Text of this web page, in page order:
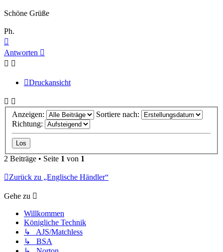
Schöne Grüße
Ph.
oben
Antworten
Druckansicht
Anzeigen:
Sortiere nach:
Richtung:
2 Beiträge • Seite 1 von 1
Zurück zu „Englische Händler“
Gehe zu
Willkommen
Königliche Technik
↳ AJS/Matchless
↳ BSA